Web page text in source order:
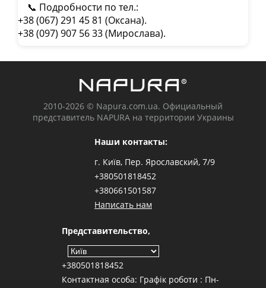
📞 Подробности по тел.:
+38 (067) 291 45 81 (Оксана).
+38 (097) 907 56 33 (Мирослава).
2010-2026 © Napura.com.ua. Официальный
представитель NAPURA на территории Украины
Наши контакты:
г. Київ, Пер. Ярославский, 7/9
+380501818452
+380661501587
Написать нам
Представительство,
+380501818452
Контактная особа: Графік роботи : Пн-